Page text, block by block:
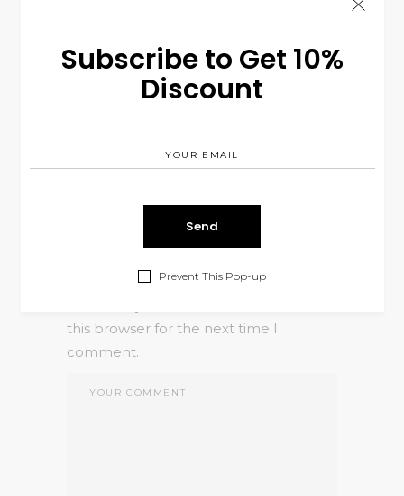
Subscribe to Get 10%
Discount
Prevent This Pop-up
this browser for the next time I
comment.